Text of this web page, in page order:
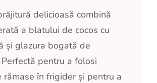
delicioasă combină
a blatului de cocos cu
și glazura bogată de
pentru a folosi
rămase în frigider și pentru a